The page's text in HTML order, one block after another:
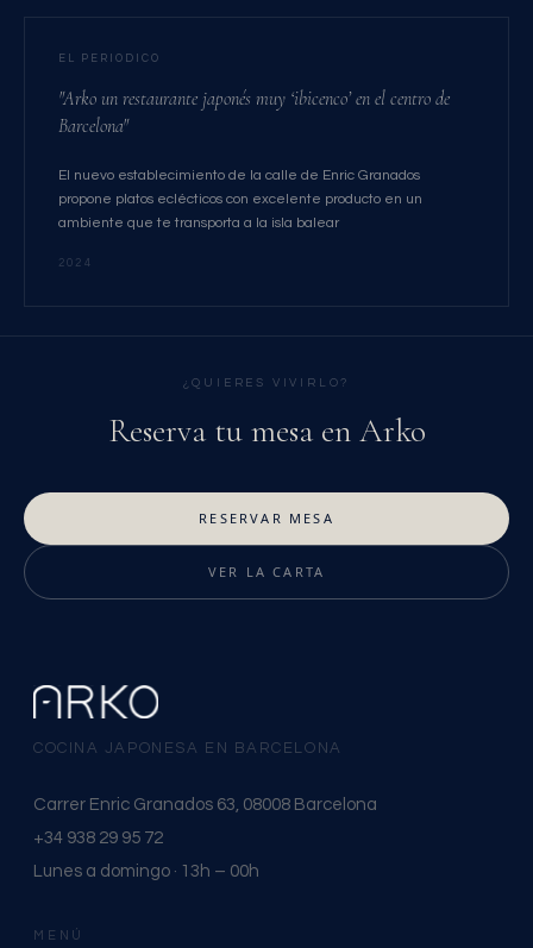
EL PERIODICO
"Arko un restaurante japonés muy ‘ibicenco’ en el centro de
Barcelona"
El nuevo establecimiento de la calle de Enric Granados
propone platos eclécticos con excelente producto en un
ambiente que te transporta a la isla balear
2024
¿QUIERES VIVIRLO?
Reserva tu mesa en Arko
RESERVAR MESA
VER LA CARTA
COCINA JAPONESA EN BARCELONA
Carrer Enric Granados 63, 08008 Barcelona
+34 938 29 95 72
Lunes a domingo · 13h – 00h
MENÚ